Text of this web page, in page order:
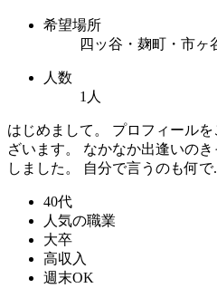
希望場所
四ッ谷・麹町・市
人数
1人
はじめまして。 プロフィール
ざいます。 なかなか出逢いの
しました。 自分で言うのも何で
40代
人気の職業
大卒
高収入
週末OK